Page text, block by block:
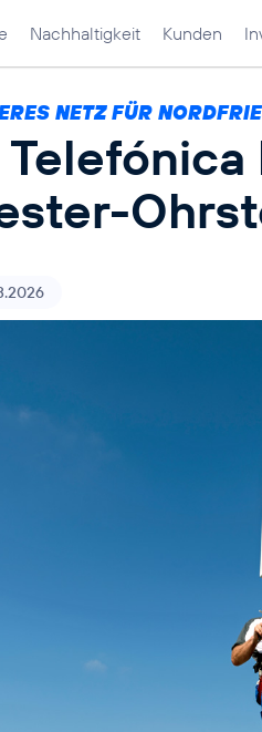
Nachhaltigkeit Kunden
NETZ FÜR